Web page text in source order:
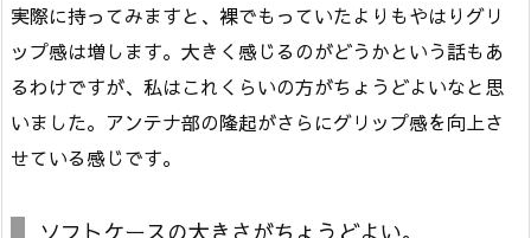
実際に持ってみますと、裸でもっていたよりもやはりグリ
ップ感は増します。大きく感じるのがどうかという話もあ
るわけですが、私はこれくらいの方がちょうどよいなと思
いました。アンテナ部の隆起がさらにグリップ感を向上さ
せている感じです。
ソフトケースの大きさがちょうどよい。